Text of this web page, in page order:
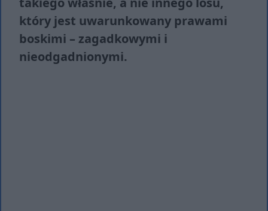
który jest uwarunkowany prawami
boskimi – zagadkowymi i
nieodgadnionymi.